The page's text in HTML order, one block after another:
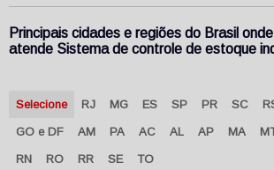
Principais cidades e regiões do Brasil
atende Sistema de controle de estoque
Selecione RJ MG ES SP PR SC
GO e DF AM PA AC AL AP MA
RN RO RR SE TO